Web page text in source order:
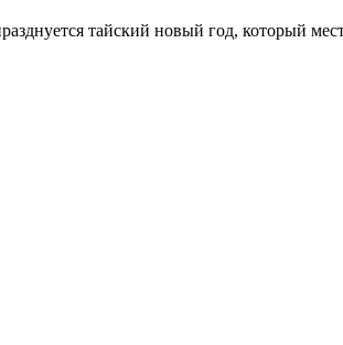
тайский новый год, который